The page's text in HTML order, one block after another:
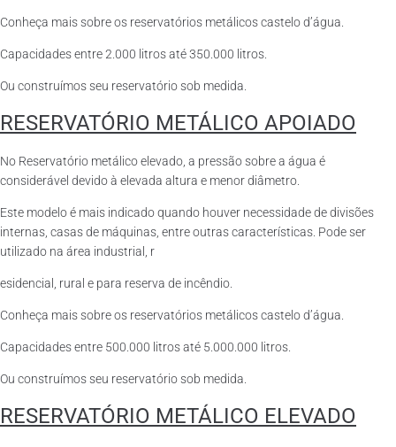
Conheça mais sobre os reservatórios metálicos castelo d’água.
Capacidades entre 2.000 litros até 350.000 litros.
Ou construímos seu reservatório sob medida.
RESERVATÓRIO METÁLICO APOIADO
No Reservatório metálico elevado, a pressão sobre a água é
considerável devido à elevada altura e menor diâmetro.
Este modelo é mais indicado quando houver necessidade de divisões
internas, casas de máquinas, entre outras características. Pode ser
utilizado na área industrial, r
esidencial, rural e para reserva de incêndio.
Conheça mais sobre os reservatórios metálicos castelo d’água.
Capacidades entre 500.000 litros até 5.000.000 litros.
Ou construímos seu reservatório sob medida.
RESERVATÓRIO METÁLICO ELEVADO